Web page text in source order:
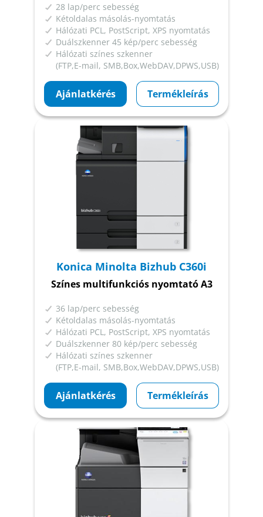
28 lap/perc sebesség
Kétoldalas másolás-nyomtatás
Hálózati PCL, PostScript, XPS nyomtatás
Duálszkenner 45 kép/perc sebesség
Hálózati színes szkenner
(FTP,E-mail, SMB,Box,WebDAV,DPWS,USB)
Ajánlatkérés Termékleírás
Konica Minolta Bizhub C360i
Színes multifunkciós nyomtató A3
36 lap/perc sebesség
Kétoldalas másolás-nyomtatás
Hálózati PCL, PostScript, XPS nyomtatás
Duálszkenner 80 kép/perc sebesség
Hálózati színes szkenner
(FTP,E-mail, SMB,Box,WebDAV,DPWS,USB)
Ajánlatkérés Termékleírás